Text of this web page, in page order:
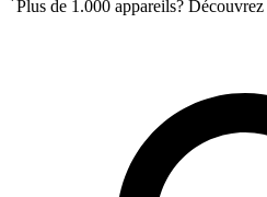
Plus de 1.000 appareils? Découvrez